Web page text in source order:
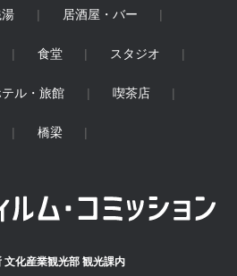
居酒屋・バー
食堂 スタジオ
テル・旅館 喫茶店
橋梁
文化産業観光部 観光課内